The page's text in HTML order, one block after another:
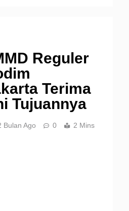
Reguler
Terima
Tujuannya
Bulan Ago 0 2 Mins